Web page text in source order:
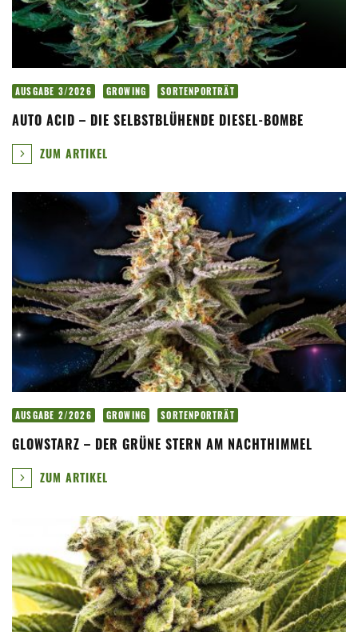
AUSGABE 3/2026 GROWING SORTENPORTRÄT
AUTO ACID – DIE SELBSTBLÜHENDE DIESEL-BOMBE
ZUM ARTIKEL
AUSGABE 2/2026 GROWING SORTENPORTRÄT
GLOWSTARZ – DER GRÜNE STERN AM NACHTHIMMEL
ZUM ARTIKEL